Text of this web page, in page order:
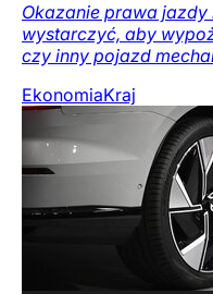
Okazanie prawa
wystarczyć, aby
czy inny pojazd
EkonomiaKraj